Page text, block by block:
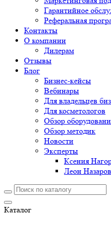
Гарантийное
Реферальная
Контакты
О компании
Дилерам
Отзывы
Блог
Бизнес-кейсы
Вебинары
Для владельцев
Для косметологов
Обзор
Обзор методик
Новости
Эксперты
Ксения
Леон Назаров
Каталог